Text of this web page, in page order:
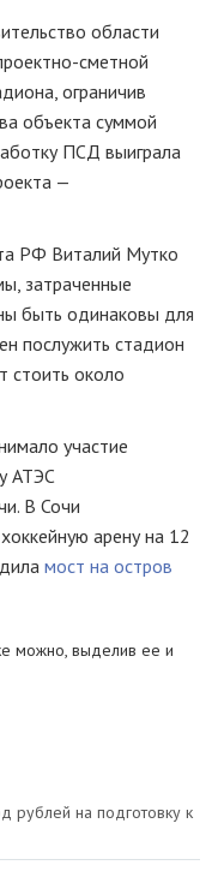
области
сметной
ограничив
объекта суммой
ПСД выиграла
—
РФ Виталий Мутко
затраченные
быть одинаковы для
послужить стадион
стоить около
участие
АТЭС
В Сочи
арену на 12
мост на остров
можно, выделив ее и
рублей на подготовку к